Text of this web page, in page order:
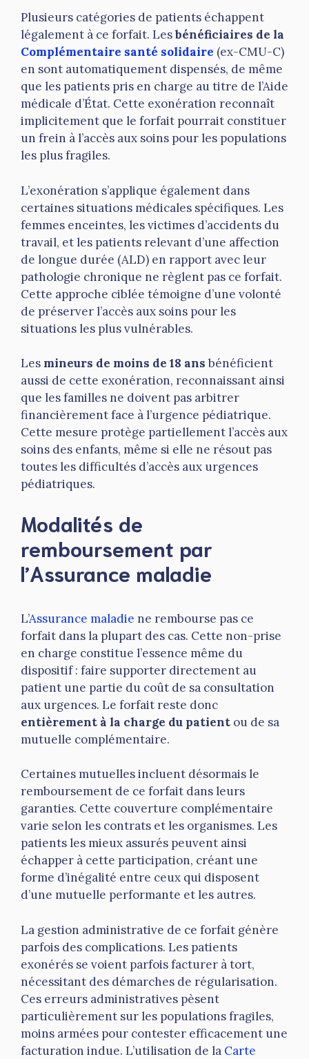
Plusieurs catégories de patients échappent
légalement à ce forfait. Lesbénéficiaires de la
Complémentaire santé solidaire (ex-CMU-C)
en sont automatiquement dispensés, de même
que les patients pris en charge au titre de l’Aide
médicale d’État. Cette exonération reconnaît
implicitement que le forfait pourrait constituer
un frein à l’accès aux soins pour les populations
les plus fragiles.
L’exonération s’applique également dans
certaines situations médicales spécifiques. Les
femmes enceintes, les victimes d’accidents du
travail, et les patients relevant d’une affection
de longue durée (ALD) en rapport avec leur
pathologie chronique ne règlent pas ce forfait.
Cette approche ciblée témoigne d’une volonté
de préserver l’accès aux soins pour les
situations les plus vulnérables.
Les mineurs de moins de 18 ans bénéficient
aussi de cette exonération, reconnaissant ainsi
que les familles ne doivent pas arbitrer
financièrement face à l’urgence pédiatrique.
Cette mesure protège partiellement l’accès aux
soins des enfants, même si elle ne résout pas
toutes les difficultés d’accès aux urgences
pédiatriques.
Modalités de
remboursement par
l’Assurance maladie
L’Assurance maladie ne rembourse pas ce
forfait dans la plupart des cas. Cette non-prise
en charge constitue l’essence même du
dispositif : faire supporter directement au
patient une partie du coût de sa consultation
aux urgences. Le forfait reste donc
entièrement à la charge du patient ou de sa
mutuelle complémentaire.
Certaines mutuelles incluent désormais le
remboursement de ce forfait dans leurs
garanties. Cette couverture complémentaire
varie selon les contrats et les organismes. Les
patients les mieux assurés peuvent ainsi
échapper à cette participation, créant une
forme d’inégalité entre ceux qui disposent
d’une mutuelle performante et les autres.
La gestion administrative de ce forfait génère
parfois des complications. Les patients
exonérés se voient parfois facturer à tort,
nécessitant des démarches de régularisation.
Ces erreurs administratives pèsent
particulièrement sur les populations fragiles,
moins armées pour contester efficacement une
facturation indue. L’utilisation de la Carte